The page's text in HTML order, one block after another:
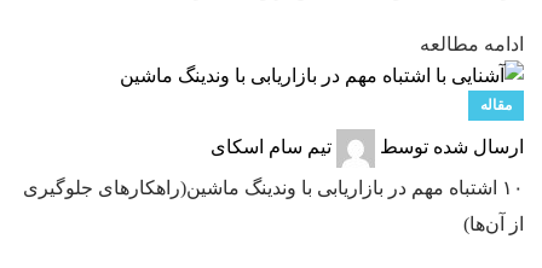
ادامه مطالعه
مقاله
ارسال شده توسط تیم سام اسکای
۱۰ اشتباه مهم در بازاریابی با وندینگ ماشین(راهکارهای جلوگیری
از آن‌ها)